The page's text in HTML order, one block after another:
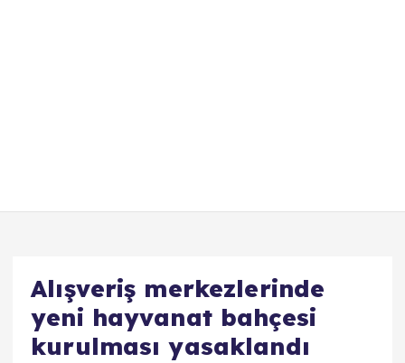
Alışveriş merkezlerinde
yeni hayvanat bahçesi
kurulması yasaklandı